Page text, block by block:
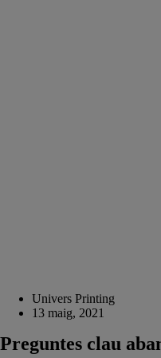
Univers Printing
13 maig, 2021
Preguntes clau